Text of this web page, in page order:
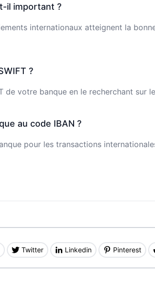
il important ?
internationaux atteignent la
?
de votre banque en le recherchant sur
au code IBAN ?
pour les transactions
Twitter Linkedin Pinterest